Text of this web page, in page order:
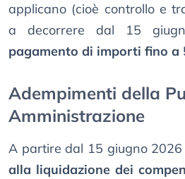
applicano (cioè controllo e
a decorrere dal 15
pagamento di importi fino a
Adempimenti della
Amministrazione
A partire dal 15 giugno 2026
alla liquidazione dei